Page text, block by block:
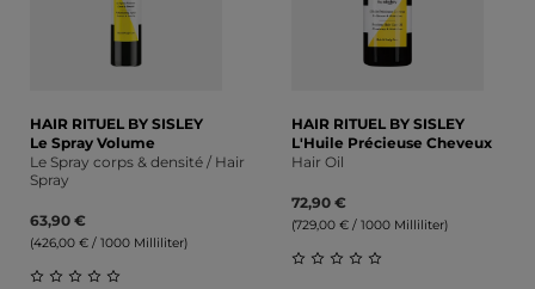
HAIR RITUEL BY SISLEY
Le Spray Volume
Le Spray corps & densité / Hair
Spray
63,90 €
(426,00 € / 1000 Milliliter)
HAIR RITUEL BY SISLEY
L'Huile Précieuse Cheveux
Hair Oil
72,90 €
(729,00 € / 1000 Milliliter)